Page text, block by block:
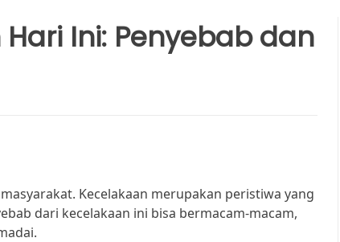
Ini: Penyebab dan
Kecelakaan merupakan peristiwa yang
dari kecelakaan ini bisa bermacam-macam,